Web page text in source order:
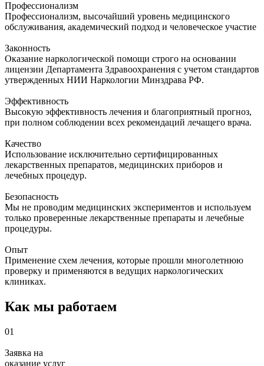
Профессионализм
Профессионализм, высочайший уровень медицинского
обслуживания, академический подход и человеческое участие
Законность
Оказание наркологической помощи строго на основании
лицензии Департамента Здравоохранения с учетом стандартов
утвержденных НИИ Наркологии Минздрава РФ.
Эффективность
Высокую эффективность лечения и благоприятный прогноз,
при полном соблюдении всех рекомендаций лечащего врача.
Качество
Использование исключительно сертифицированных
лекарственных препаратов, медицинских приборов и
лечебных процедур.
Безопасность
Мы не проводим медицинских экспериментов и используем
только проверенные лекарственные препараты и лечебные
процедуры.
Опыт
Применение схем лечения, которые прошли многолетнюю
проверку и применяются в ведущих наркологических
клиниках.
Как мы работаем
01
Заявка на
оказание услуг